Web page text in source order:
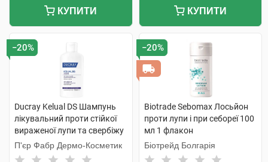
КУПИТИ КУПИТИ
−20%
Ducray Kelual DS Шампунь
лікувальний проти стійкої
вираженої лупи та свербіжу
100 мл 1 флакон
П'єр Фабр Дермо-Косметик
−20%
Biotrade Sebomax Лосьйон
проти лупи і при себореї 100
мл 1 флакон
Біотрейд Болгарія